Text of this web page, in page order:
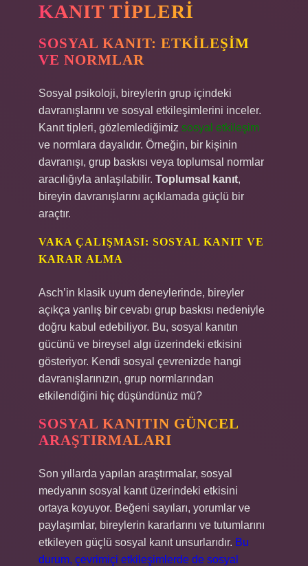
KANIT TIPLERI
SOSYAL KANIT: ETKILEŞIM
VE NORMLAR
Sosyal psikoloji, bireylerin grup içindeki
davranışlarını ve sosyal etkileşimlerini inceler.
Kanıt tipleri, gözlemlediğimiz sosyal etkileşim
ve normlara dayalıdır. Örneğin, bir kişinin
davranışı, grup baskısı veya toplumsal normlar
aracılığıyla anlaşılabilir. Toplumsal kanıt,
bireyin davranışlarını açıklamada güçlü bir
araçtır.
VAKA ÇALIŞMASI: SOSYAL KANIT VE
KARAR ALMA
Asch’in klasik uyum deneylerinde, bireyler
açıkça yanlış bir cevabı grup baskısı nedeniyle
doğru kabul edebiliyor. Bu, sosyal kanıtın
gücünü ve bireysel algı üzerindeki etkisini
gösteriyor. Kendi sosyal çevrenizde hangi
davranışlarınızın, grup normlarından
etkilendiğini hiç düşündünüz mü?
SOSYAL KANITIN GÜNCEL
ARAŞTIRMALARI
Son yıllarda yapılan araştırmalar, sosyal
medyanın sosyal kanıt üzerindeki etkisini
ortaya koyuyor. Beğeni sayıları, yorumlar ve
paylaşımlar, bireylerin kararlarını ve tutumlarını
etkileyen güçlü sosyal kanıt unsurlarıdır. Bu
durum, çevrimiçi etkileşimlerde de sosyal